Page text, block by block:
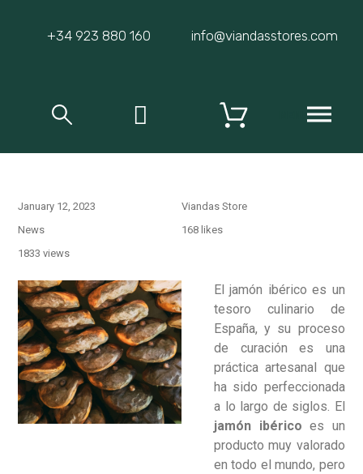
+34 923 880 160 info@viandasstores.com
January 12, 2023
Viandas Store
News
168 likes
1833 views
El jamón ibérico es un
tesoro culinario de
España, y su proceso
de curación es una
práctica artesanal que
ha sido perfeccionada
a lo largo de siglos. El
jamón ibérico es un
producto muy valorado
en todo el mundo, pero